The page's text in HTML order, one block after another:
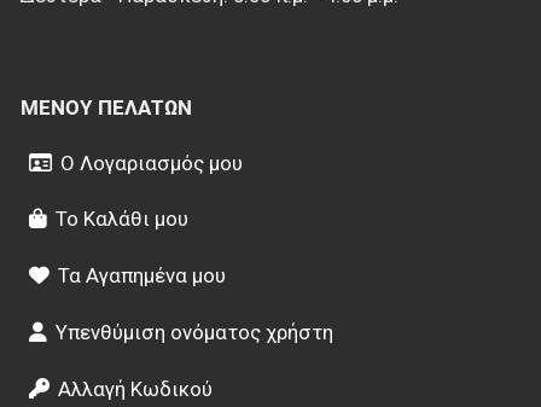
ΜΕΝΟΎ ΠΕΛΑΤΏΝ
Ο Λογαριασμός μου
Το Καλάθι μου
Τα Αγαπημένα μου
Υπενθύμιση ονόματος χρήστη
Αλλαγή Κωδικού